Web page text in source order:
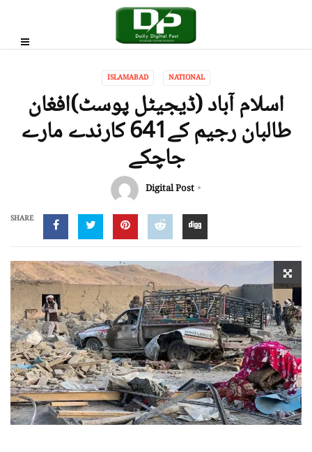
ISLAMABAD NATIONAL
اسلام آباد (ڈیجیٹل پوسٹ)افغان
طالبان رجیم کے641 کارندے مارے
جاچکے
Digital Post
SHARE